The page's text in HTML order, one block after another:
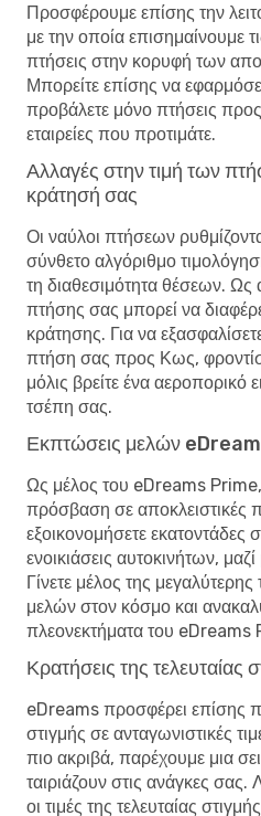
Προσφέρουμε επίσης την
με την οποία επισημαίνουμε
πτήσεις στην κορυφή των
Μπορείτε επίσης να
προβάλετε μόνο πτήσεις
εταιρείες που προτιμάτε.
Αλλαγές στην τιμή των
κράτησή σας
Οι ναύλοι πτήσεων
σύνθετο αλγόριθμο
τη διαθεσιμότητα θέσεων. Ως
πτήσης σας μπορεί να
κράτησης. Για να
πτήση σας προς Κως,
μόλις βρείτε ένα αεροπορικό
τσέπη σας.
Εκπτώσεις μελών
Ως μέλος του eDreams
πρόσβαση σε αποκλειστικές
εξοικονομήσετε εκατοντάδες
ενοικιάσεις αυτοκινήτων,
Γίνετε μέλος της μεγαλύτερης
μελών στον κόσμο και
πλεονεκτήματα του eDreams
Κρατήσεις της
eDreams προσφέρει επίσης
στιγμής σε ανταγωνιστικές
πιο ακριβά, παρέχουμε μια
ταιριάζουν στις ανάγκες
οι τιμές της τελευταίας